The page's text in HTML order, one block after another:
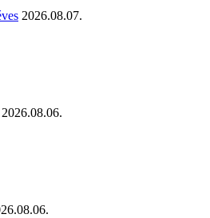
2026.08.07.
2026.08.06.